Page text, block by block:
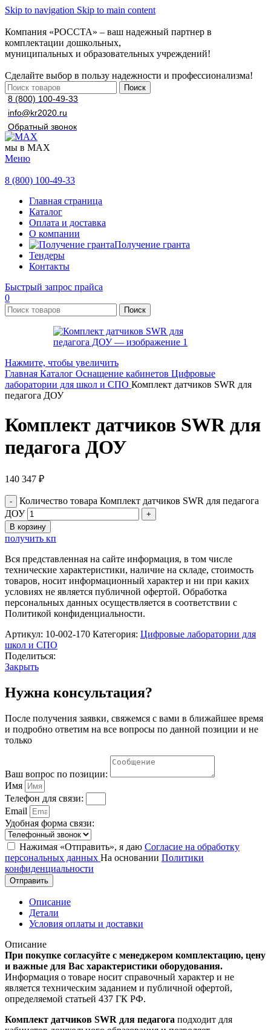
Skip to navigation Skip to main content
Компания «РОССТА» – ваш надежный партнер в
комплектации дошкольных,
муниципальных и образовательных учреждений!
Сделайте выбор в пользу надежности и профессионализма!
Поиск
8 (800) 100-49-33
info@kr2020.ru
Обратный звонок
мы в MAX
Меню
8 (800) 100-49-33
Главная страница
Каталог
Оплата и доставка
О компании
Получение гранта
Тендеры
Контакты
Быстрый запрос прайса
0
Поиск
Нажмите, чтобы увеличить
Главная Каталог Оснащение кабинетов Цифровые
лаборатории для школ и СПО Комплект датчиков SWR для
педагога ДОУ
Комплект датчиков SWR для
педагога ДОУ
140 347 ₽
Количество товара Комплект датчиков SWR для педагога
ДОУ
В корзину
получить кп
Вся представленная на сайте информация, в том числе
технические характеристики, наличие на складе, стоимость
товаров, носит информационный характер и ни при каких
условиях не является публичной офертой. Обработка
персональных данных осуществляется в соответствии с
Политикой конфиденциальности.
Артикул: 10-002-170 Категория: Цифровые лаборатории для
школ и СПО
Поделиться:
Закрыть
Нужна консультация?
После получения заявки, свяжемся с вами в ближайшее время
и подробно ответим на все вопросы по данной позиции и не
только
Ваш вопрос по позиции:
Имя
Телефон для связи:
Email
Удобная форма связи:
Нажимая «Отправить», я даю Согласие на обработку
персональных данных На основании Политики
конфиденциальности
Отправить
Описание
Детали
Условия оплаты и доставки
Описание
При покупке согласуйте с менеджером комплектацию, цену
и важные для Вас характеристики оборудования.
Информация о товаре носит справочный характер и не
является техническим заданием и публичной офертой,
определяемой статьей 437 ГК РФ.
Комплект датчиков SWR для педагога подходит для